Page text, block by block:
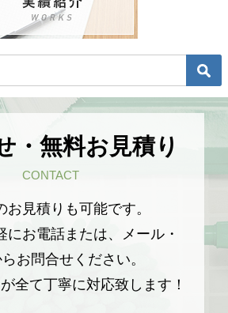
・無料お見積り
CONTACT
お見積りも可能です。
にお電話または、メール・
お問合せください。
全て丁寧に対応致します！